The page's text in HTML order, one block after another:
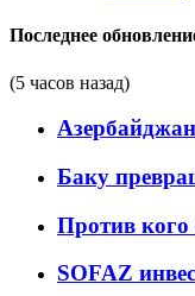
Последнее
(5 часов назад)
Баку
Против
SOFAZ